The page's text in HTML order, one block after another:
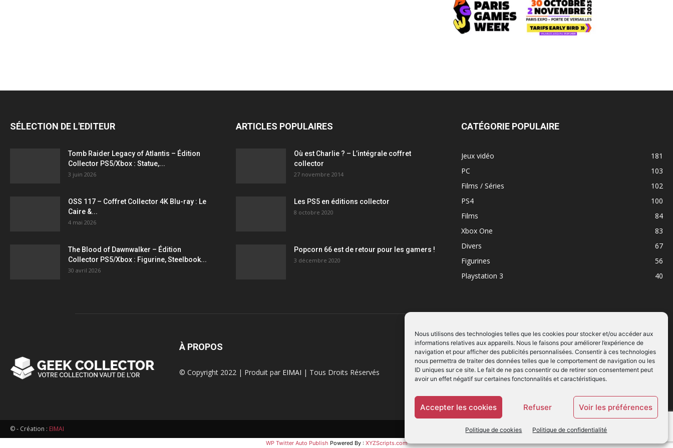
Nous utilisons des technologies telles que les cookies pour stocker et/ou accéder aux
informations relatives aux appareils. Nous le faisons pour améliorer l’expérience de
navigation et pour afficher des publicités personnalisées. Consentir à ces technologies
nous permettra de traiter des données telles que le comportement de navigation ou les
ID uniques sur ce site. Le fait de ne pas consentir ou de retirer son consentement peut
avoir un effet négatif sur certaines fonctonnalités et caractéristiques.
Accepter les cookies Refuser Voir les préférences
Politique de cookies Politique de confidentialité
statuettes
SÉLECTION DE L'EDITEUR
Tomb Raider Legacy of Atlantis – Édition
Collector PS5/Xbox : Statue,...
3 juin 2026
OSS 117 – Coffret Collector 4K Blu-ray : Le
Caire &...
4 mai 2026
The Blood of Dawnwalker – Édition
Collector PS5/Xbox : Figurine, Steelbook...
30 avril 2026
ARTICLES POPULAIRES
Où est Charlie ? – L’intégrale coffret
collector
27 novembre 2014
Les PS5 en éditions collector
8 octobre 2020
Popcorn 66 est de retour pour les gamers !
3 décembre 2020
CATÉGORIE POPULAIRE
Jeux vidéo
181
PC
103
Films / Séries
102
PS4
100
Films
84
Xbox One
83
Divers
67
Figurines
56
Playstation 3
40
À PROPOS
© Copyright 2022 | Produit par EIMAI | Tous Droits Réservés
SUIVEZ NOUS
© - Création : EIMAI
WP Twitter Auto Publish Powered By : XYZScripts.com